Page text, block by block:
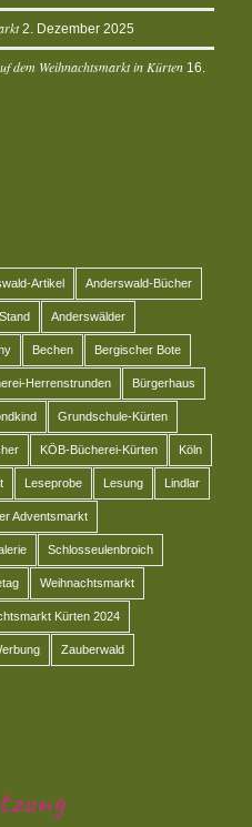
2. Dezember 2025
dem Weihnachtsmarkt in Kürten 16.
Artikel Anderswald-Bücher
Anderswälder
Bechen Bergischer Bote
Herrenstrunden Bürgerhaus
Grundschule-Kürten
KÖB-Bücherei-Kürten Köln
Leseprobe Lesung Lindlar
Adventsmarkt
Schlosseulenbroich
Weihnachtsmarkt
Kürten 2024
Zauberwald